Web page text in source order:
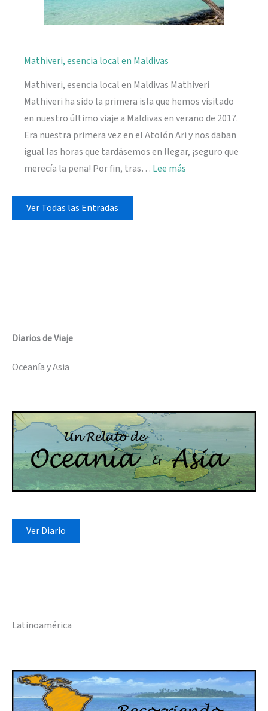
Mathiveri, esencia local en Maldivas
Mathiveri, esencia local en Maldivas Mathiveri
Mathiveri ha sido la primera isla que hemos visitado
en nuestro último viaje a Maldivas en verano de 2017.
Era nuestra primera vez en el Atolón Ari y nos daban
igual las horas que tardásemos en llegar, ¡seguro que
merecía la pena! Por fin, tras… Lee más
Ver Todas las Entradas
Diarios de Viaje
Oceanía y Asia
Ver Diario
Latinoamérica